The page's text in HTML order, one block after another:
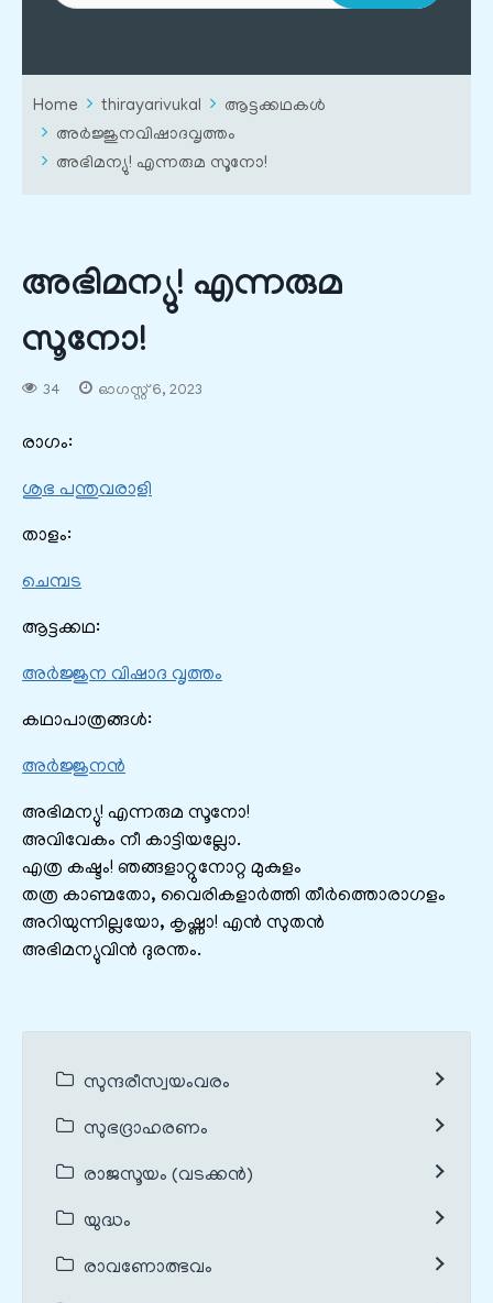
Home thirayarivukal
ആട്ടക്കഥകൾ
അർജ്ജുനവിഷാദവൃത്തം
അഭിമന്യു! എന്നരുമ സൂനോ!
അഭിമന്യു! എന്നരുമ
സൂനോ!
34 ഓഗസ്റ്റ്‌ 6, 2023
രാഗം:
ശുഭ പന്തുവരാളി
താളം:
ചെമ്പട
ആട്ടക്കഥ:
അര്‍ജ്ജുന വിഷാദ വൃത്തം
കഥാപാത്രങ്ങൾ:
അര്‍ജ്ജുനന്‍
അഭിമന്യു! എന്നരുമ സൂനോ!
അവിവേകം നീ കാട്ടിയല്ലോ.
എത്ര കഷ്ടം! ഞങ്ങളാറ്റുനോറ്റ മുകുളം
തത്ര കാണ്മതോ, വൈരികളാര്‍ത്തി തീര്‍ത്തൊരാഗളം
അറിയുന്നില്ലയോ, കൃഷ്ണാ! എന്‍ സുതന്‍
അഭിമന്യുവിന്‍ ദുരന്തം.
സുന്ദരീസ്വയംവരം
സുഭദ്രാഹരണം
രാജസൂയം (വടക്കൻ)
യുദ്ധം
രാവണോത്ഭവം